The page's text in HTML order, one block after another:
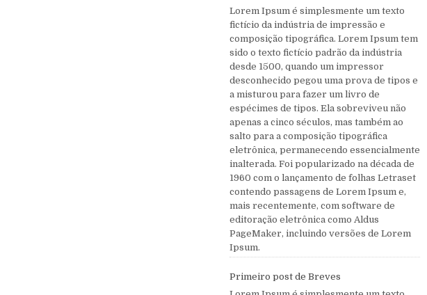
Lorem Ipsum é simplesmente um texto
fictício da indústria de impressão e
composição tipográfica. Lorem Ipsum tem
sido o texto fictício padrão da indústria
desde 1500, quando um impressor
desconhecido pegou uma prova de tipos e
a misturou para fazer um livro de
espécimes de tipos. Ela sobreviveu não
apenas a cinco séculos, mas também ao
salto para a composição tipográfica
eletrônica, permanecendo essencialmente
inalterada. Foi popularizado na década de
1960 com o lançamento de folhas Letraset
contendo passagens de Lorem Ipsum e,
mais recentemente, com software de
editoração eletrônica como Aldus
PageMaker, incluindo versões de Lorem
Ipsum.
Primeiro post de Breves